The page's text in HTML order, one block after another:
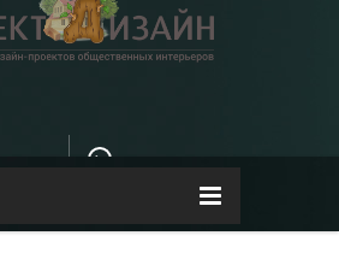
КОНТАКТЫ